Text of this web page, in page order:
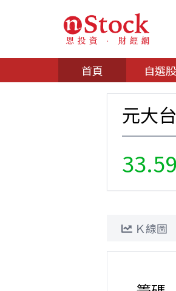
首頁 自選股
元大
33.59
Ｋ線圖